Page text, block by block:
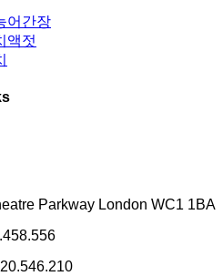
어간장
액젓
Parkway London WC1 1BA